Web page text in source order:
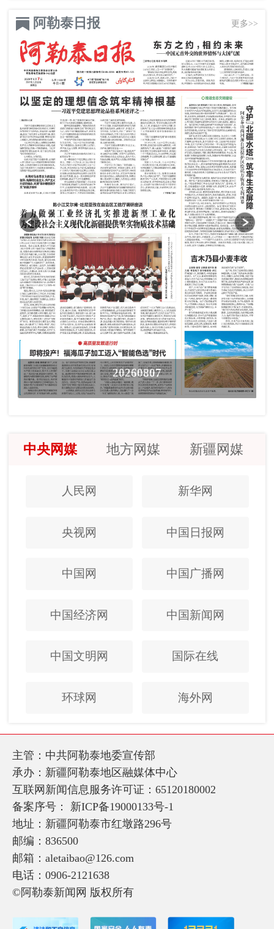
阿勒泰日报 更多>>
20260807
中央网媒 地方网媒 新疆网媒
人民网 新华网
央视网 中国日报网
中国网 中国广播网
中国经济网 中国新闻网
中国文明网 国际在线
环球网 海外网
主管：中共阿勒泰地委宣传部
承办：新疆阿勒泰地区融媒体中心
互联网新闻信息服务许可证：65120180002
备案序号： 新ICP备19000133号-1
地址：新疆阿勒泰市红墩路296号
邮编：836500
邮箱：aletaibao@126.com
电话：0906-2121638
©阿勒泰新闻网 版权所有